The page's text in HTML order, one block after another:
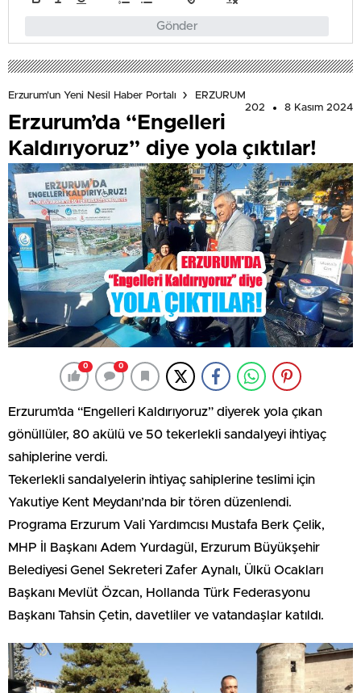
Gönder
Erzurum'un Yeni Nesil Haber Portalı
ERZURUM
202
8 Kasım 2024
Erzurum’da “Engelleri
Kaldırıyoruz” diye yola çıktılar!
0 0
Erzurum’da “Engelleri Kaldırıyoruz” diyerek yola çıkan
gönüllüler, 80 akülü ve 50 tekerlekli sandalyeyi ihtiyaç
sahiplerine verdi.
Tekerlekli sandalyelerin ihtiyaç sahiplerine teslimi için
Yakutiye Kent Meydanı’nda bir tören düzenlendi.
Programa Erzurum Vali Yardımcısı Mustafa Berk Çelik,
MHP İl Başkanı Adem Yurdagül, Erzurum Büyükşehir
Belediyesi Genel Sekreteri Zafer Aynalı, Ülkü Ocakları
Başkanı Mevlüt Özcan, Hollanda Türk Federasyonu
Başkanı Tahsin Çetin, davetliler ve vatandaşlar katıldı.